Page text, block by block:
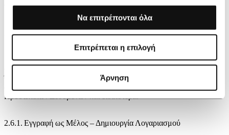
Να επιτρέπονται όλα
Επιτρέπεται η επιλογή
Άρνηση
της αντίστοιχης υπηρεσίας.
2.6. ΣΥΝΑΙΝΕΣΗ ΥΠΟΚΕΙΜΕΝΟΥ
Με τη διενέργεια οποιασδήποτε συναλλαγής σας και χρήση
οποιασδήποτε Υπηρεσίας στο idil.gr, σύμφωνα με τους Γενικούς
Όρους Χρήσης του idil.gr δηλώνετε ότι είστε άνω των 15 ετών και
αποδέχεστε και συναινείτε με την παρούσα Πολιτική Προστασίας
Προσωπικών Δεδομένων και ειδικότερα:
2.6.1. Εγγραφή ως Μέλος – Δημιουργία Λογαριασμού